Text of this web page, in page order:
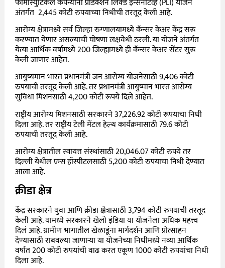
अंतर्गत 2,445 कोटी रुपयाच्या निधीची तरतूद केली आहे.
आरोग्य क्षेत्रामध्ये सर्व जिल्हा रुग्णालयामध्ये कॅन्सर केअर केंद्र सरू
करण्यात येणार असल्याची घोषणा लक्षवेधी ठरली. या योजने अंतर्गत
येत्या आर्थिक वर्षामध्ये 200 जिल्ह्यामध्ये ही कॅन्सर केअर सेंटर सुरू
केली जाणार आहेत.
आयुष्यमान भारत प्रधानमंत्री जन आरोग्य योजनेसाठी 9,406 कोटी
रुपयाची तरतूद केली आहे. तर प्रधानमंत्री आयुष्मान भारत आरोग्य
सुविधा मिशनसाठी 4,200 कोटी रूपये दिले आहेत.
राष्ट्रीय आरोग्य मिशनसाठी सरकारने 37,226.92 कोटी रूपयाचा निधी
दिला आहे. तर राष्ट्रीय टेली मेंटल हेल्थ कार्यक्रमासाठी 79.6 कोटी
रुपयाची तरतूद केली आहे.
आरोग्य क्षेत्रातील स्वायत्त संस्थांसाठी 20,046.07 कोटी रुपये तर
दिल्ली येथील एम्स हॉस्पीटलसाठी 5,200 कोटी रुपयाचा निधी देण्यात
आला आहे.
क्रीडा क्षेत्र
केंद्र सरकारने युवा आणि क्रीडा क्षेत्रासाठी 3,794 कोटी रुपयाची तरतूद
केली आहे. यामध्ये सरकारने खेलो इंडिया या योजनेला अधिक महत्त्व
दिलं आहे. ग्रामीण भागातील खेळाडूंना मार्गदर्शन आणि प्रोत्साहन
देण्यासाठी राबवल्या जाणाऱ्या या योजनेच्या निधीमध्ये नव्या आर्थिक
वर्षात 200 कोटी रुपयांची वाढ करत एकूण 1000 कोटी रुपयांचा निधी
दिला आहे.